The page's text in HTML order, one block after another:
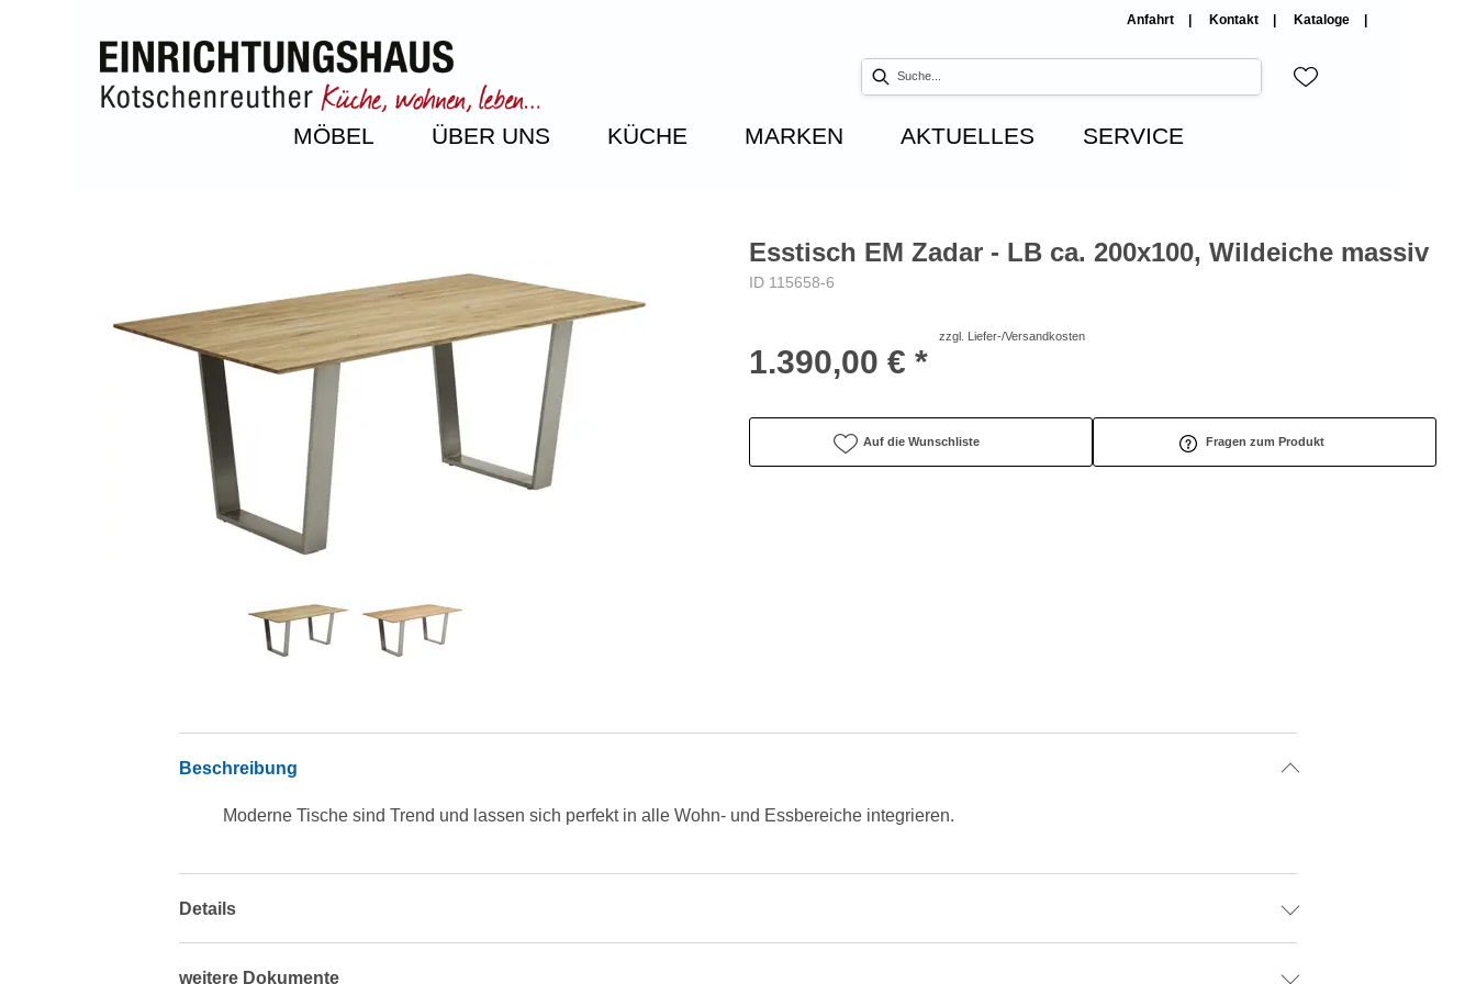
Anfahrt Kontakt Kataloge
MÖBEL ÜBER UNS KÜCHE MARKEN AKTUELLES SERVICE
Esstisch EM Zadar - LB ca. 200x100, Wildeiche massiv
ID 115658-6
1.390,00 € *
zzgl. Liefer-/Versandkosten
Auf die Wunschliste Fragen zum Produkt
Beschreibung
Moderne Tische sind Trend und lassen sich perfekt in alle Wohn- und Essbereiche integrieren.
Details
weitere Dokumente